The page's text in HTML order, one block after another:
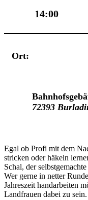
14:00
Ort:
72393
Egal ob Profi mit dem
stricken oder häkeln
Schal, der
Wer gerne in netter
Jahreszeit handarbeiten
Landfrauen dabei zu sein.